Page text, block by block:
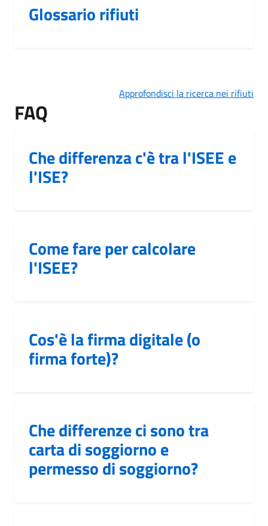
Glossario rifiuti
Approfondisci la ricerca nei rifiuti
FAQ
Che differenza c'è tra l'ISEE e
l'ISE?
Come fare per calcolare
l'ISEE?
Cos'è la firma digitale (o
firma forte)?
Che differenze ci sono tra
carta di soggiorno e
permesso di soggiorno?